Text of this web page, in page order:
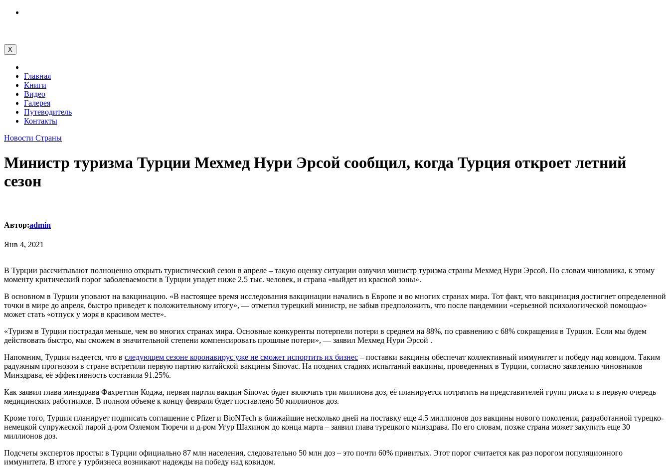
Перейти
X
Главная
Книги
Видео
Галерея
Путеводитель
Контакты
Новости Страны
Министр туризма Турции Мехмед Нури Эрсой сообщил, когда Турция откроет летний
сезон
Автор:admin
Янв 4, 2021
В Турции рассчитывают полноценно открыть туристический сезон в апреле – такую оценку ситуации озвучил министр туризма страны Мехмед Нури Эрсой. По словам чиновника, к этому
моменту критический порог заболеваемости в Турции упадет ниже 2.5 тыс. человек, и страна «выйдет из красной зоны».
В основном в Турции уповают на вакцинацию. «В настоящее время исследования вакцинации начались в Европе и во многих странах мира. Тот факт, что вакцинация достигнет определенной
точки в мире до апреля, быстро приведет к положительному итогу», — отметил турецкий министр, не забыв предположить, что после пандемиии «серьезной психологической помощью»
может стать «отпуск у моря в красивом месте».
«Туризм в Турции пострадал меньше, чем во многих странах мира. Основные конкуренты потерпели потери в среднем на 88%, по сравнению с 68% сокращения в Турции. Если мы будем
действовать быстро, мы сможем в значительной степени компенсировать прошлые потери», — заявил Мехмед Нури Эрсой .
Напомним, Турция надеется, что в следующем сезоне коронавирус уже не сможет испортить их бизнес – поставки вакцины обеспечат коллективный иммунитет и победу над ковидом. Таким
радужным прогнозом в стране встретили первую партию китайской вакцины Sinovac. На поздних стадиях испытаний вакцины, проведенных в Турции, согласно заявлению чиновников
Минздрава, её эффективность составила 91.25%.
Как заявил глава минздрава Фахреттин Коджа, первая партия вакцин Sinovac будет включать три миллиона доз, её планируется потратить на представителей групп риска и в первую очередь
медицинских работников. В полном объеме к концу февраля будет поставлено 50 миллионов доз.
Кроме того, Турция планирует подписать соглашение с Pfizer и BioNTech в ближайшие несколько дней на поставку еще 4.5 миллионов доз вакцины нового поколения, разработанной турецко-
немецкой супружеской парой д-ром Озлемом Тюречи и д-ром Угур Шахином до конца марта – заявил глава турецкого минздрава. По его словам, позже страна может закупить еще 30
миллионов доз.
Подсчеты экспертов просты: в Турции официально 87 млн населения, следовательно 50 млн доз – это почти 60% привитых. Этот порог считается как раз порогом популяционного
иммунитета. В итоге у турбизнеса возникают надежды на победу над ковидом.